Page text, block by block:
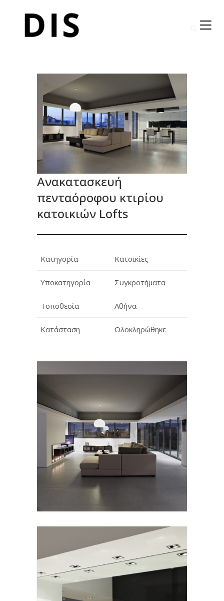
Ανακατασκευή
πενταόροφου κτιρίου
κατοικιών Lofts
Κατηγορία Κατοικίες
Υποκατηγορία Συγκροτήματα
Τοποθεσία Αθήνα
Κατάσταση Ολοκληρώθηκε